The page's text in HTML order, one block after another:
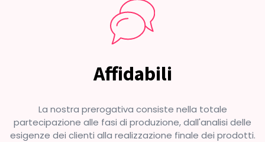
Affidabili
La nostra prerogativa consiste nella totale
partecipazione alle fasi di produzione, dall'analisi delle
esigenze dei clienti alla realizzazione finale dei prodotti.